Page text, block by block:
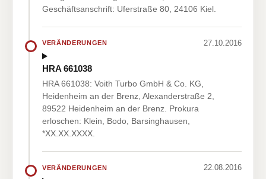
Geschäftsanschrift: Uferstraße 80, 24106 Kiel.
VERÄNDERUNGEN 27.10.2016
HRA 661038
HRA 661038: Voith Turbo GmbH & Co. KG,
Heidenheim an der Brenz, Alexanderstraße 2,
89522 Heidenheim an der Brenz. Prokura
erloschen: Klein, Bodo, Barsinghausen,
*XX.XX.XXXX.
VERÄNDERUNGEN 22.08.2016